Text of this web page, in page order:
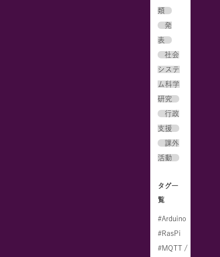
類
発
表
社会
システ
ム科学
研究
行政
支援
課外
活動
タグ一
覧
#Arduino
#RasPi
#MQTT /